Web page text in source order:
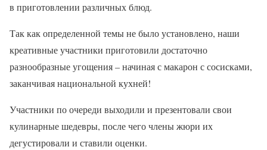
в приготовлении различных блюд.
Так как определенной темы не было установлено, наши
креативные участники приготовили достаточно
разнообразные угощения – начиная с макарон с сосисками,
заканчивая национальной кухней!
Участники по очереди выходили и презентовали свои
кулинарные шедевры, после чего члены жюри их
дегустировали и ставили оценки.